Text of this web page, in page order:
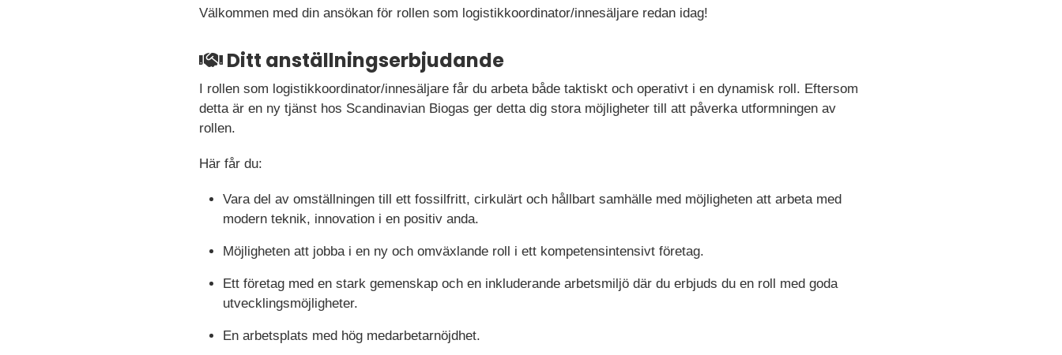
Välkommen med din ansökan för rollen som logistikkoordinator/innesäljare redan idag!
Ditt anställningserbjudande
I rollen som logistikkoordinator/innesäljare får du arbeta både taktiskt och operativt i en dynamisk roll. Eftersom
detta är en ny tjänst hos Scandinavian Biogas ger detta dig stora möjligheter till att påverka utformningen av
rollen.
Här får du:
Vara del av omställningen till ett fossilfritt, cirkulärt och hållbart samhälle med möjligheten att arbeta med
modern teknik, innovation i en positiv anda.
Möjligheten att jobba i en ny och omväxlande roll i ett kompetensintensivt företag.
Ett företag med en stark gemenskap och en inkluderande arbetsmiljö där du erbjuds du en roll med goda
utvecklingsmöjligheter.
En arbetsplats med hög medarbetarnöjdhet.